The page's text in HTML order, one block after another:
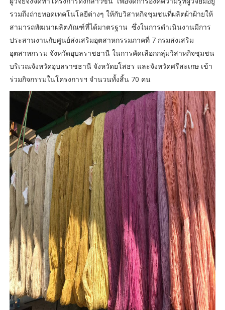
รวมถึงถ่ายทอดเทคโนโลยีต่างๆ ให้กับวิสาหกิจชุมชนที่ผลิตผ้าฝ้ายให้
สามารถพัฒนาผลิตภัณฑ์ที่ได้มาตรฐาน ซึ่งในการดำเนินงานมีการ
ประสานงานกับศูนย์ส่งเสริมอุตสาหกรรมภาคที่ 7 กรมส่งเสริม
อุตสาหกรรม จังหวัดอุบลราชธานี ในการคัดเลือกกลุ่มวิสาหกิจชุมชน
บริเวณจังหวัดอุบลราชธานี จังหวัดยโสธร และจังหวัดศรีสะเกษ เข้า
ร่วมกิจกรรมในโครงการฯ จำนวนทั้งสิ้น 70 คน